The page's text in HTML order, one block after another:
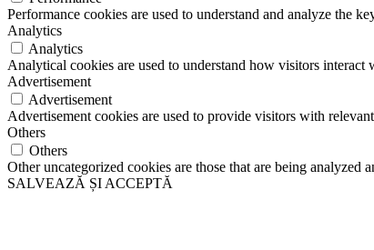
Performance cookies are used to understand and analyze the
Analytics
Analytics
Analytical cookies are used to understand how visitors
Advertisement
Advertisement
Advertisement cookies are used to provide visitors with
Others
Others
Other uncategorized cookies are those that are being analyzed
SALVEAZĂ ȘI ACCEPTĂ